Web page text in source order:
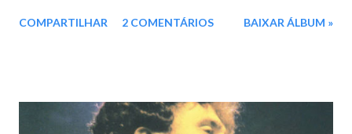
Próxima Atração 08. Tantas Noites 09. Samba Rock 10. Amores
COMPARTILHAR 2 COMENTÁRIOS BAIXAR ÁLBUM »